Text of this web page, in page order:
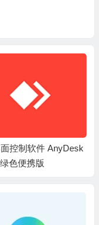
控制软件 AnyDesk
色便携版